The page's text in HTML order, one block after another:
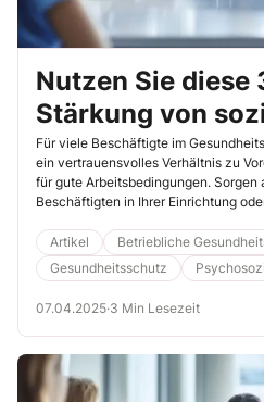
Nutzen Sie diese
Stärkung von
Beziehungen
Für viele Beschäftigte im
ein vertrauensvolles Verhältnis zu
für gute Arbeitsbedingungen. Sorgen auch Sie dafür, dass sich die
Beschäftigten in Ihrer Einrichtung
Artikel
Betriebliche
Gesundheitsschutz
07.04.2025·3 Min Lesezeit